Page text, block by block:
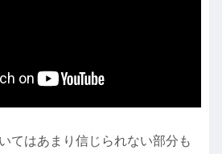
てはあまり信じられない部分も